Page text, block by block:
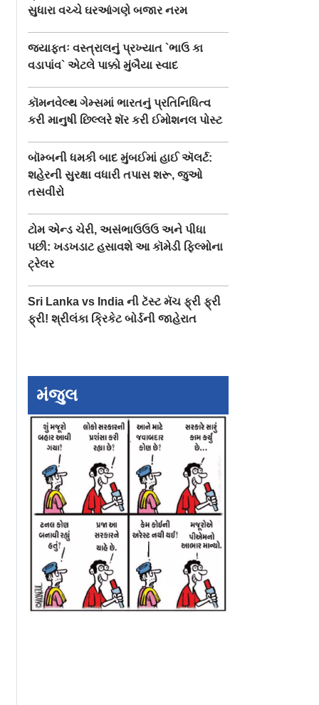
જંગલો
છે ત્યારે
ભરવાડના ૧૧ વર્ષના
છોકરાએ પોતાની ગાયોને
સુધારા વચ્ચે ઘરઆંગણે બજાર નરમ
જ્યાફતઃ વસ્ત્રાલનું પ્રખ્યાત `ભાઉ કા
વડાપાંવ` એટલે પાક્કો મુંબૈયા સ્વાદ
કૉમનવેલ્થ ગેમ્સમાં ભારતનું પ્રતિનિધિત્વ
કરી માનુષી છિલ્લરે શૅર કરી ઈમોશનલ પોસ્ટ
બૉમ્બની ધમકી બાદ મુંબઈમાં હાઈ ઍલર્ટ:
શહેરની સુરક્ષા વધારી તપાસ શરૂ, જુઓ
તસવીરો
ટોમ એન્ડ ચેરી, અસંભાઉઉઉ અને પીધા
પછી: ખડખડાટ હસાવશે આ કૉમેડી ફિલ્મોના
ટ્રેલર
Sri Lanka vs India ની ટૅસ્ટ મૅચ ફ્રી ફ્રી
ફ્રી! શ્રીલંકા ક્રિકેટ બોર્ડની જાહેરાત
મંજુલ